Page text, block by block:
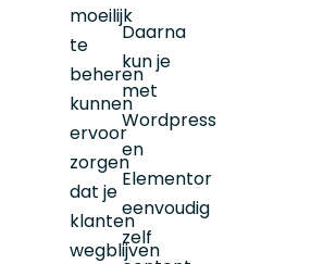
moeilijk
te
beheren
kunnen
ervoor
zorgen
dat je
klanten
wegblijven
Daarna
kun je
met
Wordpress
en
Elementor
eenvoudig
zelf